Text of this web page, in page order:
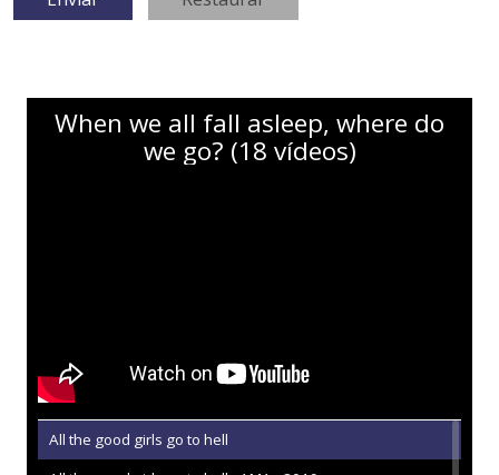
When we all fall asleep, where do
we go? (18 vídeos)
All the good girls go to hell